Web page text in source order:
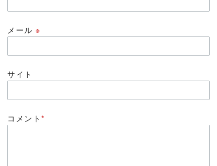
メール※
サイト
コメント*